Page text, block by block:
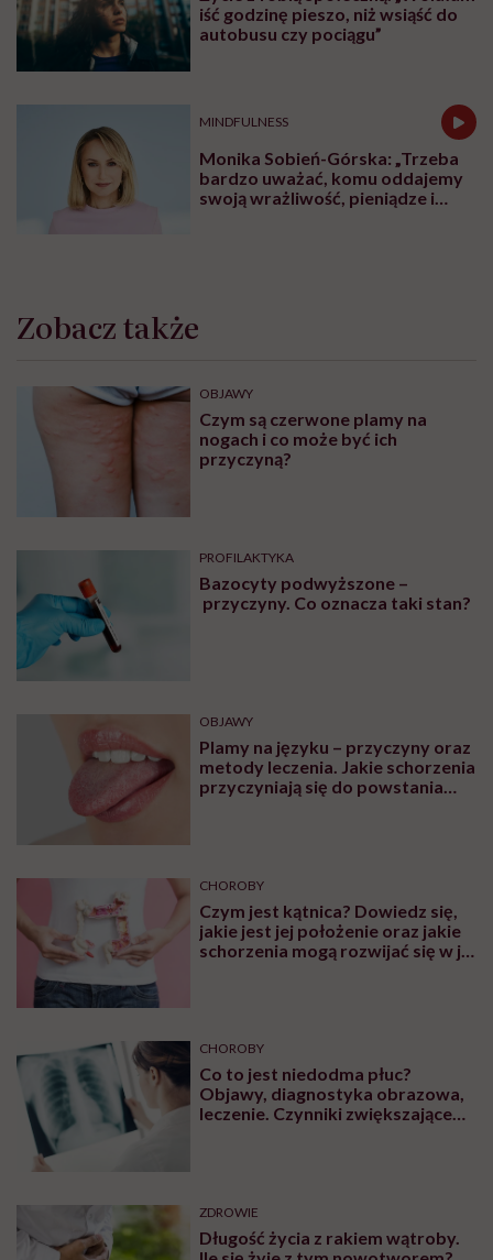
iść godzinę pieszo, niż wsiąść do
autobusu czy pociągu”
MINDFULNESS
Monika Sobień-Górska: „Trzeba
bardzo uważać, komu oddajemy
swoją wrażliwość, pieniądze i
Zobacz także
OBJAWY
Czym są czerwone plamy na
nogach i co może być ich
przyczyną?
PROFILAKTYKA
Bazocyty podwyższone –
przyczyny. Co oznacza taki stan?
OBJAWY
Plamy na języku – przyczyny oraz
metody leczenia. Jakie schorzenia
przyczyniają się do powstania
CHOROBY
Czym jest kątnica? Dowiedz się,
jakie jest jej położenie oraz jakie
schorzenia mogą rozwijać się w jej
CHOROBY
Co to jest niedodma płuc?
Objawy, diagnostyka obrazowa,
leczenie. Czynniki zwiększające
ZDROWIE
Długość życia z rakiem wątroby.